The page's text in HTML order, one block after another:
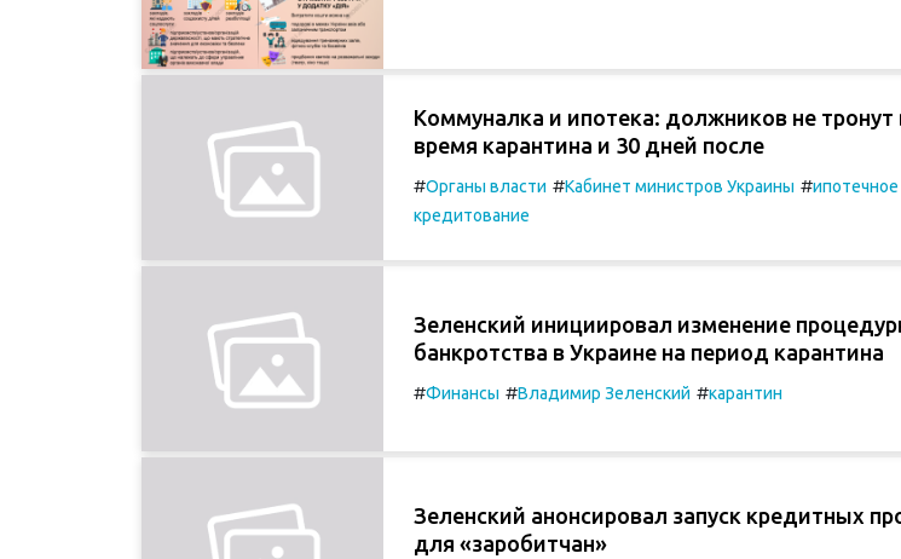
Коммуналка и ипотека: должников не тронут
время карантина и 30 дней после
#Органы власти #Кабинет министров Украины #ипотечное
кредитование
Зеленский инициировал изменение
банкротства в Украине на период карантина
#Финансы #Владимир Зеленский #карантин
Зеленский анонсировал запуск кредитных
для «заробитчан»